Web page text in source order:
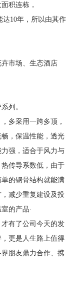
积连栋，
达10年，所以由其作
市场、生态酒店
列。
多采用一跨多顶，
，保温性能，透光
强，适合于风力与
传导系数低，由于
的钢骨结构就能满
减少重复建设及投
的产品·
有了公司今天的发
更是人生路上值得
朋友鼎力合作、携